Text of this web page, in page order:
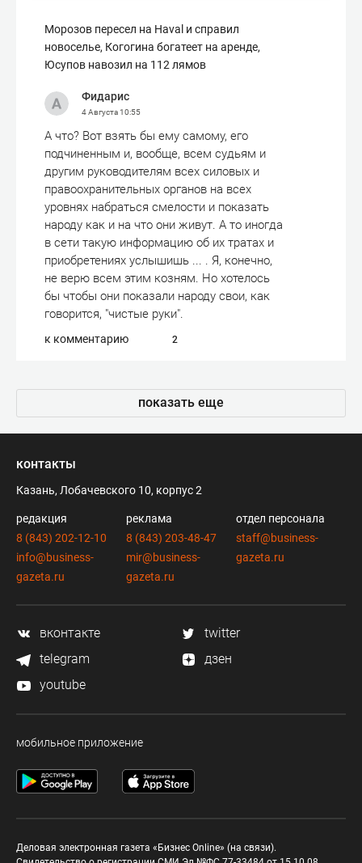
Морозов пересел на Haval и справил
новоселье, Когогина богатеет на аренде,
Юсупов навозил на 112 лямов
Фидарис
4 Августа10:55
А что? Вот взять бы ему самому, его
подчиненным и, вообще, всем судьям и
другим руководителям всех силовых и
правоохранительных органов на всех
уровнях набраться смелости и показать
народу как и на что они живут. А то иногда
в сети такую информацию об их тратах и
приобретениях услышишь ... . Я, конечно,
не верю всем этим козням. Но хотелось
бы чтобы они показали народу свои, как
говорится, "чистые руки".
к комментарию 2
показать еще
контакты
Казань, Лобачевского 10, корпус 2
редакция
8 (843) 202-12-10
info@business-
gazeta.ru
реклама
8 (843) 203-48-47
mir@business-
gazeta.ru
отдел персонала
staff@business-
gazeta.ru
вконтакте
twitter
telegram
дзен
youtube
мобильное приложение
Деловая электронная газета «Бизнес Online» (на связи).